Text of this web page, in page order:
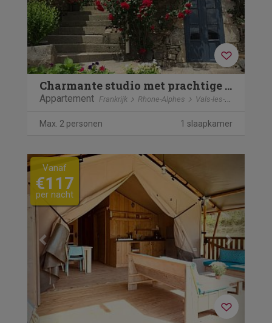
Charmante studio met prachtige view
Appartement Frankrijk Rhone-Alphes Vals-les-Bains
Max. 2 personen 1 slaapkamer
Previous
Vanaf
€117
per nacht